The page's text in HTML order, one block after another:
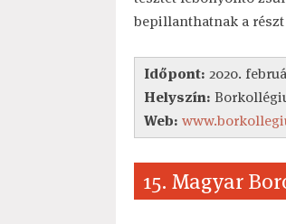
bepillanthatnak a részt
Időpont: 2020.
Helyszín:
Web:
15. Magyar